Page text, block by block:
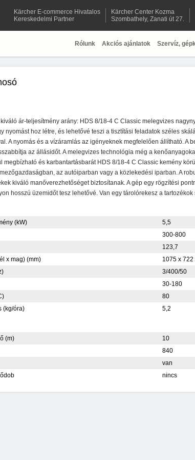
Kärcher E-commerce Hivatalos
Kereskedelmi Partner
Kärcher Center Kozma
Szombathely, Zanati út 27.
Rólunk Akciós ajánlatok Szervíz,
ár-teljesítmény arány: HDS 8/18-4 C Classic melegvizes
nyomást hoz létre, és lehetővé teszi a tisztítási feladatok széles
A nyomás és a vízáramlás az igényeknek megfelelően állítható. A
az állásidőt. A melegvizes technológia még a
megbízható és karbantartásbarát HDS 8/18-4 C Classic kemény
az autóiparban vagy a közlekedési iparban. A
kiváló manőverezhetőséget biztosítanak. A gép egy rögzítési
hosszú üzemidőt tesz lehetővé. Van egy tárolórekesz a tartozékok
(kW)
5,5
300-800
123,7
x mag) (mm)
1075 x 722
3/400/50
30-180
80
(kg/óra)
5,2
(m)
10
840
van
nincs